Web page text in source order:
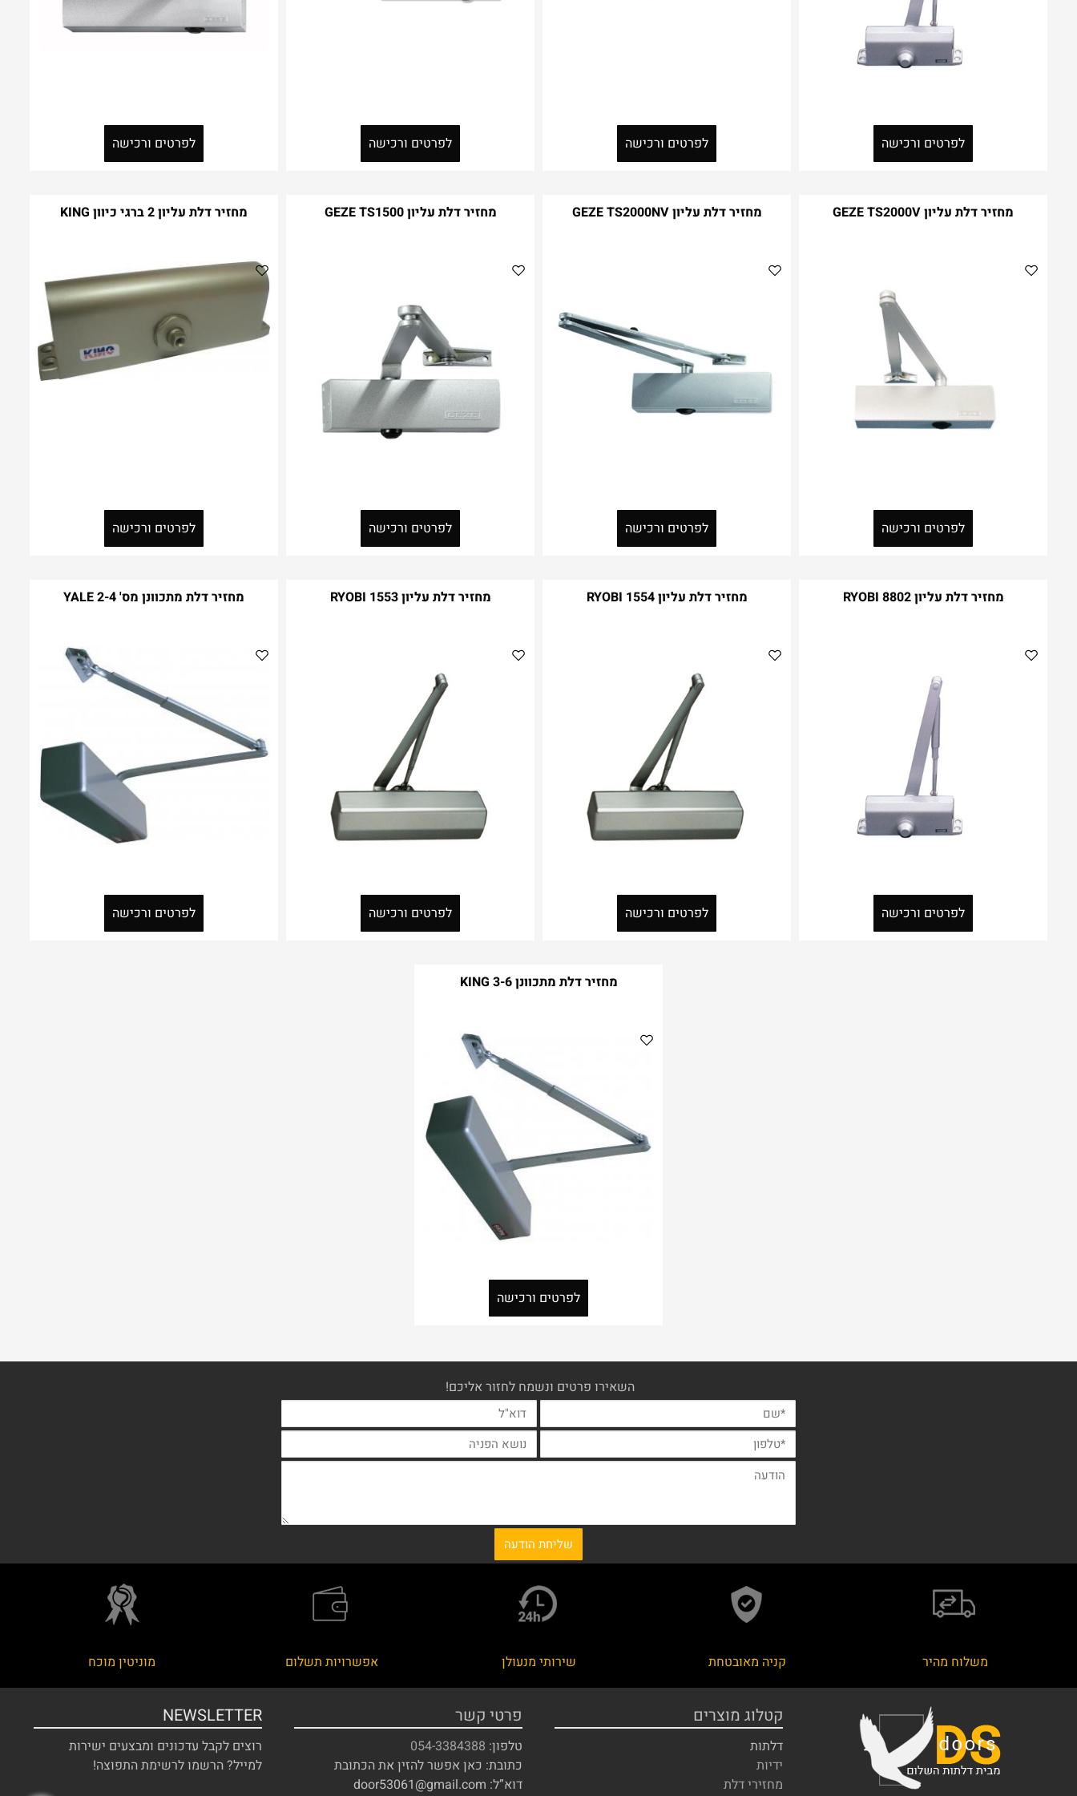
לפרטים ורכישה לפרטים ורכישה לפרטים ורכישה לפרטים ורכישה
מחזיר דלת עליון GEZE TS2000V
לפרטים ורכישה
מחזיר דלת עליון GEZE TS2000NV
לפרטים ורכישה
מחזיר דלת עליון GEZE TS1500
לפרטים ורכישה
מחזיר דלת עליון 2 ברגי כיוון KING
לפרטים ורכישה
מחזיר דלת עליון RYOBI 8802
לפרטים ורכישה
מחזיר דלת עליון RYOBI 1554
לפרטים ורכישה
מחזיר דלת עליון RYOBI 1553
לפרטים ורכישה
מחזיר דלת מתכוונן מס' 2-4 YALE
לפרטים ורכישה
מחזיר דלת מתכוונן 3-6 KING
לפרטים ורכישה
השאירו פרטים ונשמח לחזור אליכם!
משלוח מהיר קניה מאובטחת שירותי מנעולן אפשרויות תשלום מוניטין מוכח
קטלוג מוצרים
דלתות
ידיות
מחזירי דלת
פרטי קשר
טלפון: 054-3384388
כתובת: כאן אפשר להזין את הכתובת
דוא”ל: door53061@gmail.com
NEWSLETTER
רוצים לקבל עדכונים ומבצעים ישירות
למייל? הרשמו לרשימת התפוצה!